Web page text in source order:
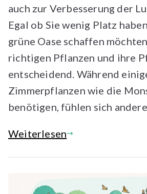
auch zur Verbesserung der
Egal ob Sie wenig Platz
grüne Oase schaffen
richtigen Pflanzen und ihre
entscheidend. Während
Zimmerpflanzen wie die
benötigen, fühlen sich
Weiterlesen